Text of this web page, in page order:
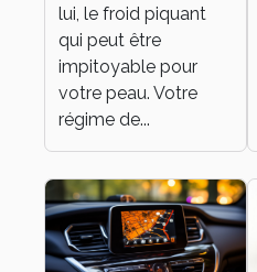
lui, le froid piquant
qui peut être
impitoyable pour
votre peau. Votre
régime de...